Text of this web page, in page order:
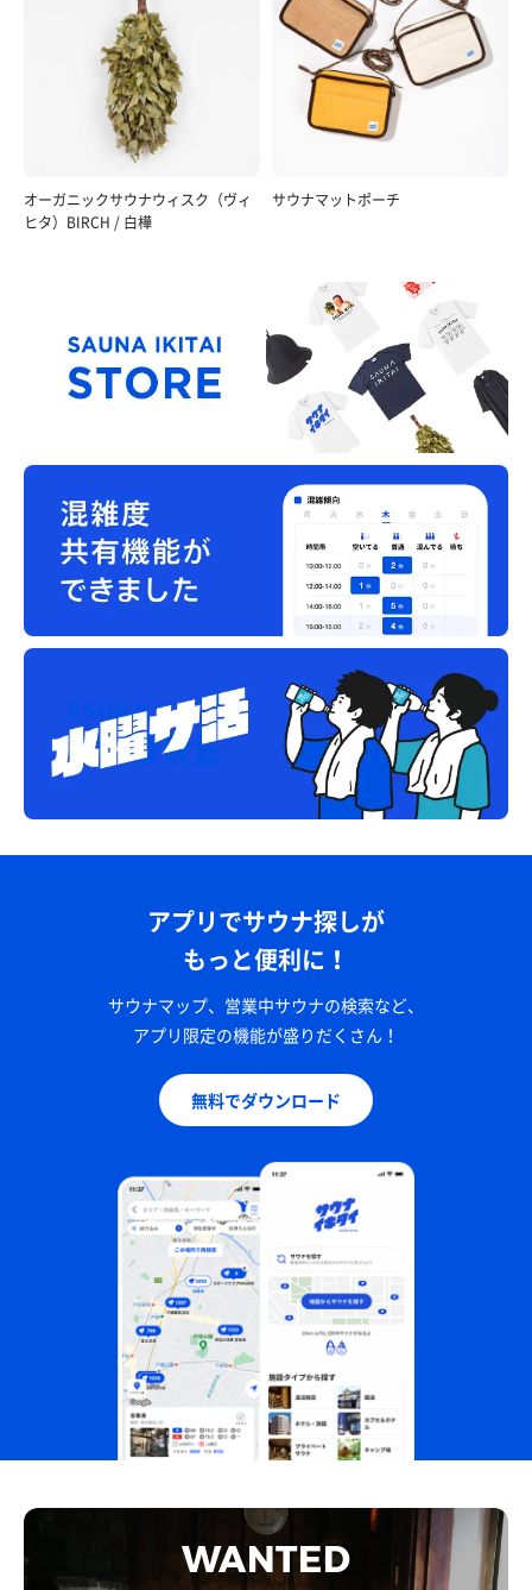
オーガニックサウナウィスク（ヴィ
ヒタ）BIRCH / 白樺
サウナマットポーチ
アプリでサウナ探しが
もっと便利に！
サウナマップ、営業中サウナの検索など、
アプリ限定の機能が盛りだくさん！
無料でダウンロード
WANTED